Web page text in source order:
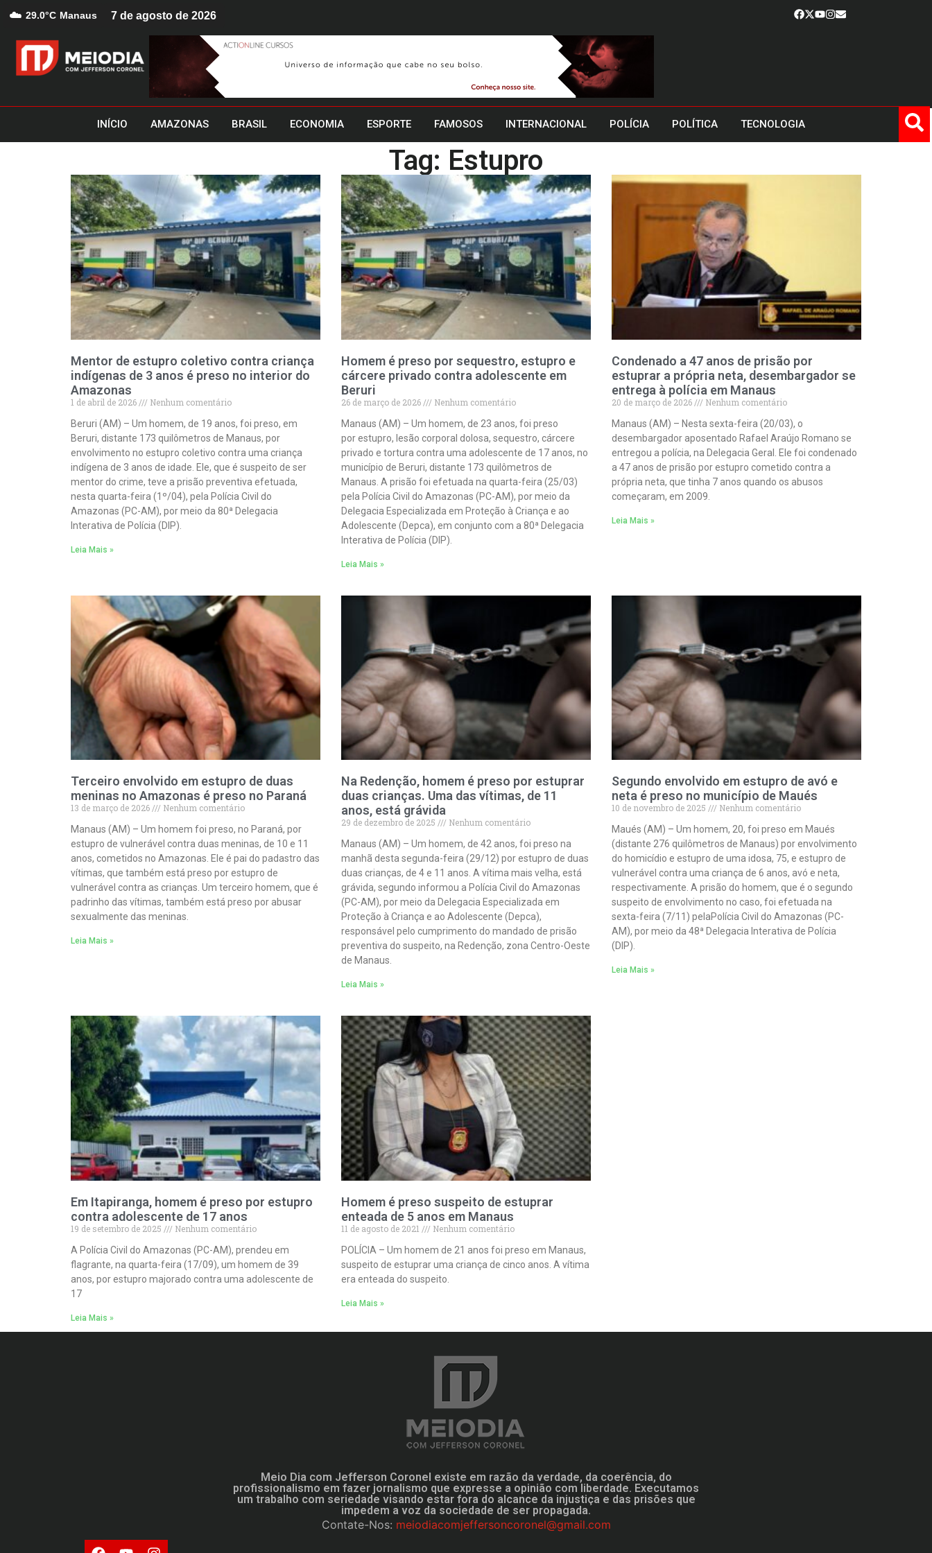
☁️ 29.0°C Manaus 7 de agosto de 2026
INÍCIO AMAZONAS BRASIL ECONOMIA ESPORTE FAMOSOS INTERNACIONAL POLÍCIA POLÍTICA TECNOLOGIA
Tag: Estupro
Mentor de estupro coletivo contra criança
indígenas de 3 anos é preso no interior do
Amazonas
1 de abril de 2026
Nenhum comentário
Beruri (AM) – Um homem, de 19 anos, foi preso, em
Beruri, distante 173 quilômetros de Manaus, por
envolvimento no estupro coletivo contra uma criança
indígena de 3 anos de idade. Ele, que é suspeito de ser
mentor do crime, teve a prisão preventiva efetuada,
nesta quarta-feira (1º/04), pela Polícia Civil do
Amazonas (PC-AM), por meio da 80ª Delegacia
Interativa de Polícia (DIP).
Leia Mais »
Homem é preso por sequestro, estupro e
cárcere privado contra adolescente em
Beruri
26 de março de 2026
Nenhum comentário
Manaus (AM) – Um homem, de 23 anos, foi preso
por estupro, lesão corporal dolosa, sequestro, cárcere
privado e tortura contra uma adolescente de 17 anos, no
município de Beruri, distante 173 quilômetros de
Manaus. A prisão foi efetuada na quarta-feira (25/03)
pela Polícia Civil do Amazonas (PC-AM), por meio da
Delegacia Especializada em Proteção à Criança e ao
Adolescente (Depca), em conjunto com a 80ª Delegacia
Interativa de Polícia (DIP).
Leia Mais »
Condenado a 47 anos de prisão por
estuprar a própria neta, desembargador se
entrega à polícia em Manaus
20 de março de 2026
Nenhum comentário
Manaus (AM) – Nesta sexta-feira (20/03), o
desembargador aposentado Rafael Araújo Romano se
entregou a polícia, na Delegacia Geral. Ele foi condenado
a 47 anos de prisão por estupro cometido contra a
própria neta, que tinha 7 anos quando os abusos
começaram, em 2009.
Leia Mais »
Terceiro envolvido em estupro de duas
meninas no Amazonas é preso no Paraná
13 de março de 2026
Nenhum comentário
Manaus (AM) – Um homem foi preso, no Paraná, por
estupro de vulnerável contra duas meninas, de 10 e 11
anos, cometidos no Amazonas. Ele é pai do padastro das
vítimas, que também está preso por estupro de
vulnerável contra as crianças. Um terceiro homem, que é
padrinho das vítimas, também está preso por abusar
sexualmente das meninas.
Leia Mais »
Na Redenção, homem é preso por estuprar
duas crianças. Uma das vítimas, de 11
anos, está grávida
29 de dezembro de 2025
Nenhum comentário
Manaus (AM) – Um homem, de 42 anos, foi preso na
manhã desta segunda-feira (29/12) por estupro de duas
duas crianças, de 4 e 11 anos. A vítima mais velha, está
grávida, segundo informou a Polícia Civil do Amazonas
(PC-AM), por meio da Delegacia Especializada em
Proteção à Criança e ao Adolescente (Depca),
responsável pelo cumprimento do mandado de prisão
preventiva do suspeito, na Redenção, zona Centro-Oeste
de Manaus.
Leia Mais »
Segundo envolvido em estupro de avó e
neta é preso no município de Maués
10 de novembro de 2025
Nenhum comentário
Maués (AM) – Um homem, 20, foi preso em Maués
(distante 276 quilômetros de Manaus) por envolvimento
do homicídio e estupro de uma idosa, 75, e estupro de
vulnerável contra uma criança de 6 anos, avó e neta,
respectivamente. A prisão do homem, que é o segundo
suspeito de envolvimento no caso, foi efetuada na
sexta-feira (7/11) pelaPolícia Civil do Amazonas (PC-
AM), por meio da 48ª Delegacia Interativa de Polícia
(DIP).
Leia Mais »
Em Itapiranga, homem é preso por estupro
contra adolescente de 17 anos
19 de setembro de 2025
Nenhum comentário
A Polícia Civil do Amazonas (PC-AM), prendeu em
flagrante, na quarta-feira (17/09), um homem de 39
anos, por estupro majorado contra uma adolescente de
17
Leia Mais »
Homem é preso suspeito de estuprar
enteada de 5 anos em Manaus
11 de agosto de 2021
Nenhum comentário
POLÍCIA – Um homem de 21 anos foi preso em Manaus,
suspeito de estuprar uma criança de cinco anos. A vítima
era enteada do suspeito.
Leia Mais »
Meio Dia com Jefferson Coronel existe em razão da verdade, da coerência, do
profissionalismo em fazer jornalismo que expresse a opinião com liberdade. Executamos
um trabalho com seriedade visando estar fora do alcance da injustiça e das prisões que
impedem a voz da sociedade de ser propagada.
Contate-Nos: meiodiacomjeffersoncoronel@gmail.com